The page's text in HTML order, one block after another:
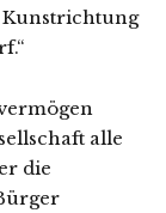
Kunstrichtung
alle
die